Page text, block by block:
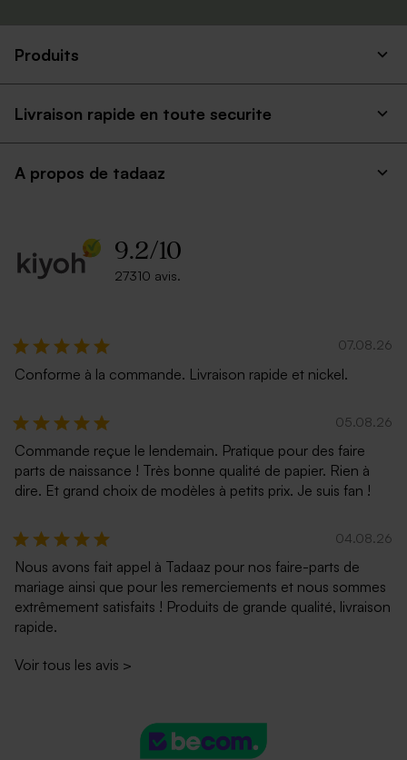
Produits
Livraison rapide en toute securite
A propos de tadaaz
9.2/10
27310 avis.
07.08.26
Conforme à la commande. Livraison rapide et nickel.
05.08.26
Commande reçue le lendemain. Pratique pour des faire
parts de naissance ! Très bonne qualité de papier. Rien à
dire. Et grand choix de modèles à petits prix. Je suis fan !
04.08.26
Nous avons fait appel à Tadaaz pour nos faire-parts de
mariage ainsi que pour les remerciements et nous sommes
extrêmement satisfaits ! Produits de grande qualité, livraison
rapide.
Voir tous les avis >